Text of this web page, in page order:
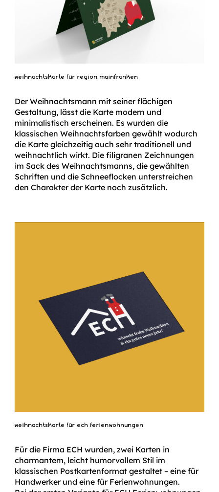
weihnachtskarte für region mainfranken
Der Weihnachtsmann mit seiner flächigen
Gestaltung, lässt die Karte modern und
minimalistisch erscheinen. Es wurden die
klassischen Weihnachtsfarben gewählt wodurch
die Karte gleichzeitig auch sehr traditionell und
weihnachtlich wirkt. Die filigranen Zeichnungen
im Sack des Weihnachtsmanns, die gewählten
Schriften und die Schneeflocken unterstreichen
den Charakter der Karte noch zusätzlich.
weihnachtskarte für ech ferienwohnungen
Für die Firma ECH wurden, zwei Karten in
charmantem, leicht humorvollem Stil im
klassischen Postkartenformat gestaltet – eine für
Handwerker und eine für Ferienwohnungen.